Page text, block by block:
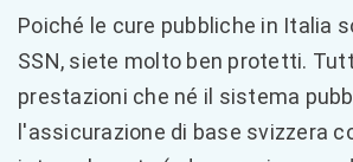
Poiché le cure pubbliche in Italia
SSN, siete molto ben protetti.
prestazioni che né il sistema
l'assicurazione di base svizzera